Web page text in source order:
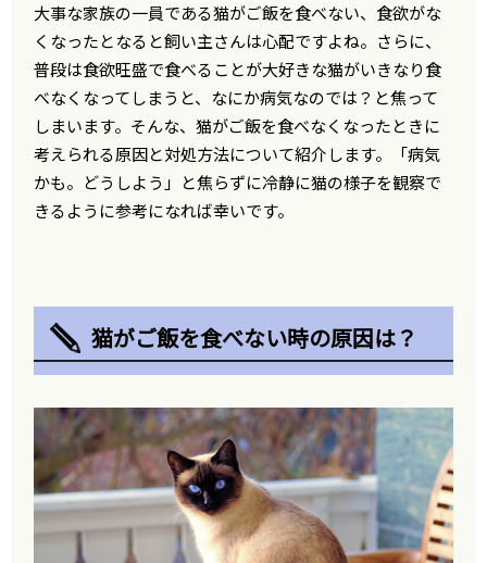
大事な家族の一員である猫がご飯を食べない、食欲がな
くなったとなると飼い主さんは心配ですよね。さらに、
普段は食欲旺盛で食べることが大好きな猫がいきなり食
べなくなってしまうと、なにか病気なのでは？と焦って
しまいます。そんな、猫がご飯を食べなくなったときに
考えられる原因と対処方法について紹介します。「病気
かも。どうしよう」と焦らずに冷静に猫の様子を観察で
きるように参考になれば幸いです。
猫がご飯を食べない時の原因は？